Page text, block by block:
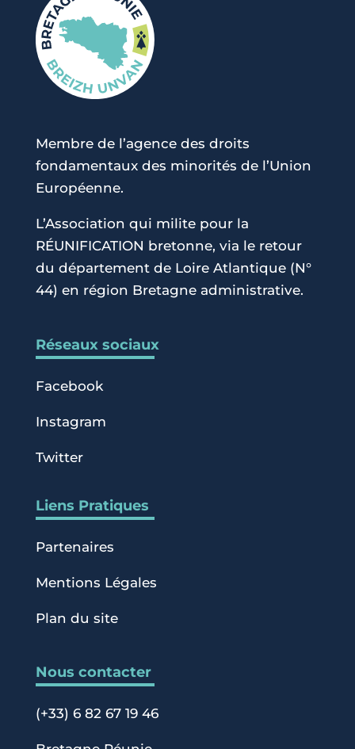
Membre de l’agence des droits
fondamentaux des minorités de l’Union
Européenne.
L’Association qui milite pour la
RÉUNIFICATION bretonne, via le retour
du département de Loire Atlantique (N°
44) en région Bretagne administrative.
Réseaux sociaux
Facebook
Instagram
Twitter
Liens Pratiques
Partenaires
Mentions Légales
Plan du site
Nous contacter
(+33) 6 82 67 19 46